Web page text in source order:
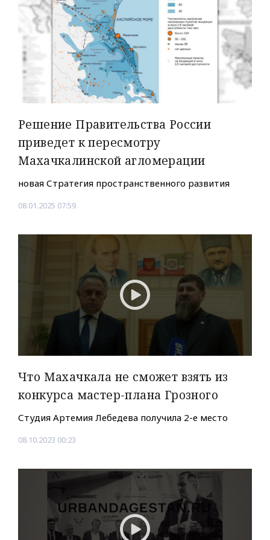
Решение Правительства России
приведет к пересмотру
Махачкалинской агломерации
новая Стратегия пространственного развития
08.01.2025 07:59
Что Махачкала не сможет взять из
конкурса мастер-плана Грозного
Студия Артемия Лебедева получила 2-е место
08.10.2023 00:23